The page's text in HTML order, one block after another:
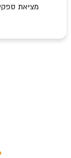
מציאת
מה